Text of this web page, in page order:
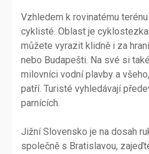
Vzhledem k rovinatému
cyklisté. Oblast je
můžete vyrazit klidně i za
nebo Budapešti. Na své si
milovníci vodní plavby a
patří. Turisté vyhledávají
parnících.
Jižní Slovensko je na dosah
společně s Bratislavou,